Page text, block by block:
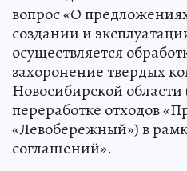
вопрос «О
создании и
осуществляется
захоронение твердых
Новосибирской
переработке отходов
«Левобережный») в
соглашений».